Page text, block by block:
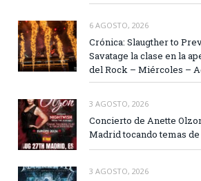
6 AGOSTO, 2026
Crónica: Slaugther to
Savatage la clase en la
del Rock – Miércoles –
3 AGOSTO, 2026
Concierto de Anette
Madrid tocando temas
3 AGOSTO, 2026